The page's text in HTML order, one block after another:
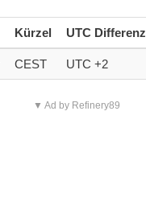
Kürzel UTC Differenz
CEST UTC +2
▼ Ad by Refinery89